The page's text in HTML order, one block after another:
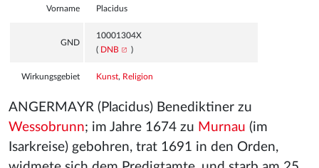
Vorname Placidus
GND
10001304X
( DNB )
Wirkungsgebiet Kunst, Religion
ANGERMAYR (Placidus) Benediktiner zu
Wessobrunn; im Jahre 1674 zu Murnau (im
Isarkreise) gebohren, trat 1691 in den Orden,